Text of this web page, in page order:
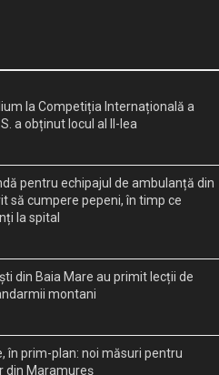
la Competiția Internațională a
a obținut locul al II-lea
pentru echipajul de ambulanță din
să cumpere pepeni, în timp ce
la spital
din Baia Mare au primit lecții de
montani
în prim-plan: noi măsuri pentru
din Maramureș